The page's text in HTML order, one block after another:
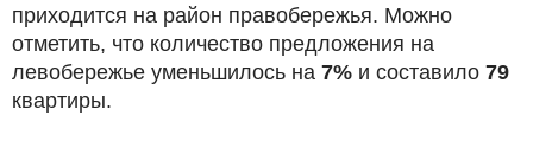
приходится на район правобережья. Можно
отметить, что количество предложения на
левобережье уменьшилось на 7% и составило 79
квартиры.